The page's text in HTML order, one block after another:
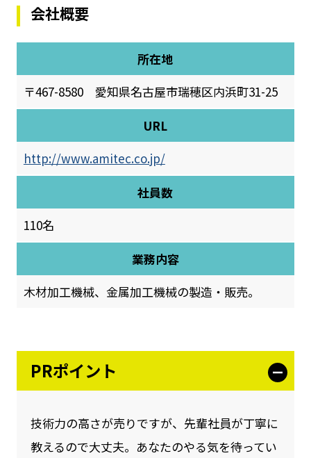
会社概要
所在地
〒467-8580 愛知県名古屋市瑞穂区内浜町31-25
URL
http://www.amitec.co.jp/
社員数
110名
業務内容
木材加工機械、金属加工機械の製造・販売。
PRポイント
技術力の高さが売りですが、先輩社員が丁寧に
教えるので大丈夫。あなたのやる気を待ってい